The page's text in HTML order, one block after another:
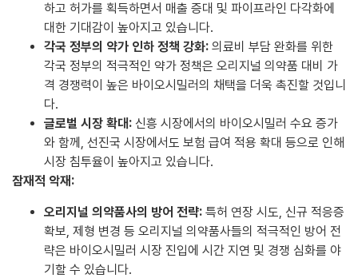
하고 허가를 획득하면서 매출 증대 및 파이프라인 다각화에
대한 기대감이 높아지고 있습니다.
각국 정부의 약가 인하 정책 강화: 의료비 부담 완화를 위한
각국 정부의 적극적인 약가 정책은 오리지널 의약품 대비 가
격 경쟁력이 높은 바이오시밀러의 채택을 더욱 촉진할 것입니
다.
글로벌 시장 확대: 신흥 시장에서의 바이오시밀러 수요 증가
와 함께, 선진국 시장에서도 보험 급여 적용 확대 등으로 인해
시장 침투율이 높아지고 있습니다.
잠재적 악재:
오리지널 의약품사의 방어 전략: 특허 연장 시도, 신규 적응증
확보, 제형 변경 등 오리지널 의약품사들의 적극적인 방어 전
략은 바이오시밀러 시장 진입에 시간 지연 및 경쟁 심화를 야
기할 수 있습니다.